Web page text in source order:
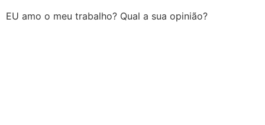
EU amo o meu trabalho? Qual a sua opinião?